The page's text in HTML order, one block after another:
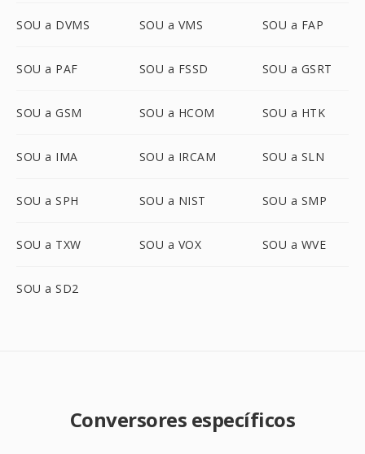
SOU a DVMS SOU a VMS SOU a FAP
SOU a PAF SOU a FSSD SOU a GSRT
SOU a GSM SOU a HCOM SOU a HTK
SOU a IMA SOU a IRCAM SOU a SLN
SOU a SPH SOU a NIST SOU a SMP
SOU a TXW SOU a VOX SOU a WVE
SOU a SD2
Conversores específicos